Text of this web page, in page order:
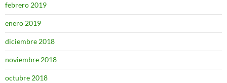
febrero 2019
enero 2019
diciembre 2018
noviembre 2018
octubre 2018